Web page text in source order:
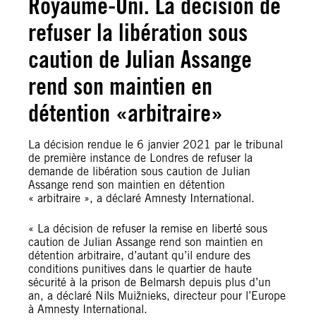
refuser la libération sous
caution de Julian Assange
rend son maintien en
détention «arbitraire»
La décision rendue le 6 janvier 2021 par le tribunal
de première instance de Londres de refuser la
demande de libération sous caution de Julian
Assange rend son maintien en détention
« arbitraire », a déclaré Amnesty International.
« La décision de refuser la remise en liberté sous
caution de Julian Assange rend son maintien en
détention arbitraire, d’autant qu’il endure des
conditions punitives dans le quartier de haute
sécurité à la prison de Belmarsh depuis plus d’un
an, a déclaré Nils Muižnieks, directeur pour l’Europe
à Amnesty International.